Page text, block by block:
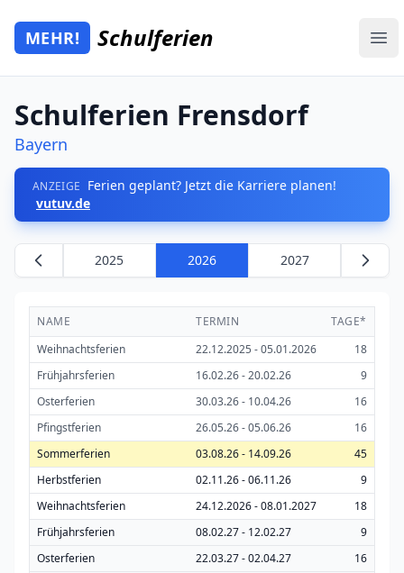
Zum Hauptinhalt springen
Mehr Schulferien
MEHR! Schulferien
Schulferien Frensdorf
Bayern
ANZEIGE Ferien geplant? Jetzt die Karriere planen!
vutuv.de
2025 2026 2027
NAME TERMIN
TAGE*
Weihnachtsferien
22.12.2025 - 05.01.2026
18
Frühjahrsferien
16.02.26 - 20.02.26
9
Osterferien
30.03.26 - 10.04.26
16
Pfingstferien
26.05.26 - 05.06.26
16
Sommerferien
03.08.26 - 14.09.26
45
Herbstferien
02.11.26 - 06.11.26
9
Weihnachtsferien
24.12.2026 - 08.01.2027
18
Frühjahrsferien
08.02.27 - 12.02.27
9
Osterferien
22.03.27 - 02.04.27
16